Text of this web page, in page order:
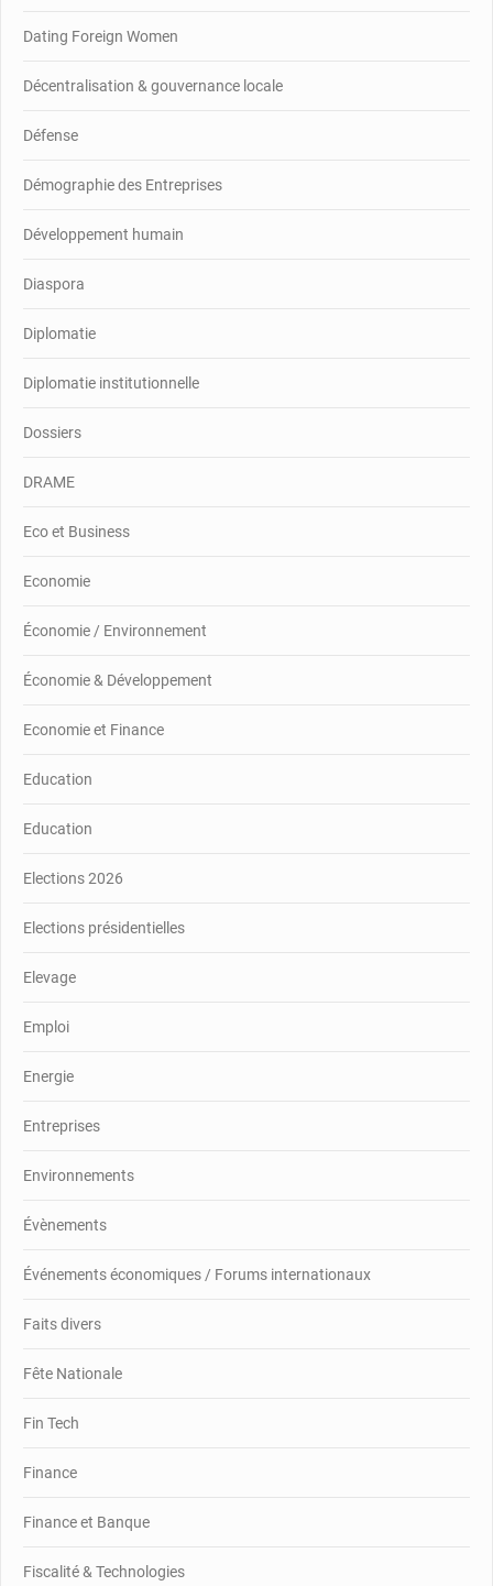
Dating Foreign Women
Décentralisation & gouvernance locale
Défense
Démographie des Entreprises
Développement humain
Diaspora
Diplomatie
Diplomatie institutionnelle
Dossiers
DRAME
Eco et Business
Economie
Économie / Environnement
Économie & Développement
Economie et Finance
Education
Education
Elections 2026
Elections présidentielles
Elevage
Emploi
Energie
Entreprises
Environnements
Évènements
Événements économiques / Forums internationaux
Faits divers
Fête Nationale
Fin Tech
Finance
Finance et Banque
Fiscalité & Technologies